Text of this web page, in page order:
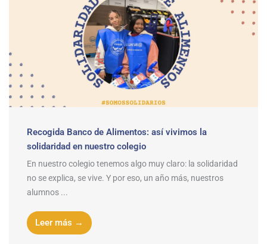
Recogida Banco de Alimentos: así vivimos la
solidaridad en nuestro colegio
En nuestro colegio tenemos algo muy claro: la solidaridad
no se explica, se vive. Y por eso, un año más, nuestros
alumnos ...
Leer más →